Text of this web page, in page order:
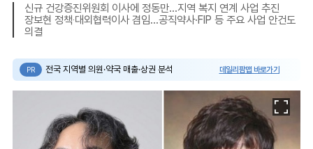
신규 건강증진위원회 이사에 정동만…지역 복지 연계 사업 추진
장보현 정책‧대외협력이사 겸임…공직약사·FIP 등 주요 사업 안건도
의결
PR 전국 지역별 의원·약국 매출·상권 분석 데일리팜맵 바로가기